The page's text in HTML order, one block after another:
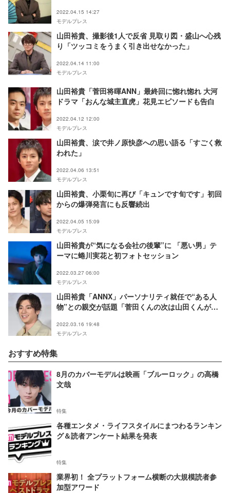
2022.04.15 14:27
モデルプレス
山田裕貴、撮影後1人で反省 見取り図・盛山へ心残
り「ツッコミをうまく引き出せなかった」
2022.04.14 11:00
モデルプレス
山田裕貴「菅田将暉ANN」最終回に惚れ惚れ 大河
ドラマ「おんな城主直虎」花見エピソードも告白
2022.04.12 12:00
モデルプレス
山田裕貴、涙で井ノ原快彦への思い語る「すごく救
われた」
2022.04.06 13:51
モデルプレス
山田裕貴、小栗旬に再び「キュンです旬です」初回
からの爆弾発言にも反響続出
2022.04.05 15:09
モデルプレス
山田裕貴が“気になる会社の後輩”に 「悪い男」テ
ーマに蜷川実花と初フォトセッション
2022.03.27 06:00
モデルプレス
山田裕貴「ANNX」パーソナリティ就任で“ある人
物”との親交が話題「菅田くんの次は山田くんが」
2022.03.16 19:48
モデルプレス
おすすめ特集
8月のカバーモデルは映画「ブルーロック」の高橋
文哉
特集
各種エンタメ・ライフスタイルにまつわるランキン
グ＆読者アンケート結果を発表
特集
業界初！ 全プラットフォーム横断の大規模読者参
加型アワード